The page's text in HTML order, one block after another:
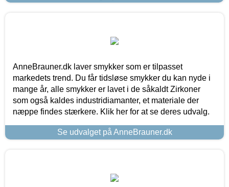
AnneBrauner.dk laver smykker som er tilpasset
markedets trend. Du får tidsløse smykker du kan nyde i
mange år, alle smykker er lavet i de såkaldt Zirkoner
som også kaldes industridiamanter, et materiale der
næppe findes stærkere. Klik her for at se deres udvalg.
Se udvalget på AnneBrauner.dk